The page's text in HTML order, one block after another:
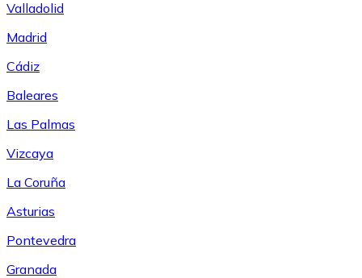
Valladolid
Madrid
Cádiz
Baleares
Las Palmas
Vizcaya
La Coruña
Asturias
Pontevedra
Granada